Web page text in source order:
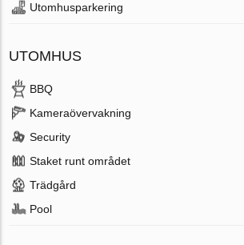
Utomhusparkering
UTOMHUS
BBQ
Kameraövervakning
Security
Staket runt området
Trädgård
Pool